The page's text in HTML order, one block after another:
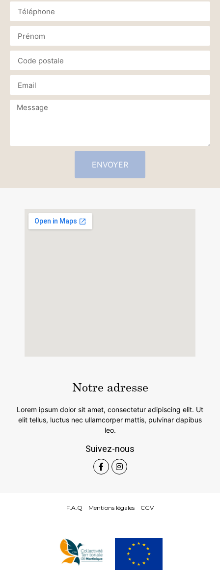
ENVOYER
Notre adresse
Lorem ipsum dolor sit amet, consectetur adipiscing elit. Ut
elit tellus, luctus nec ullamcorper mattis, pulvinar dapibus
leo.
Suivez-nous
F.A.Q Mentions légales CGV